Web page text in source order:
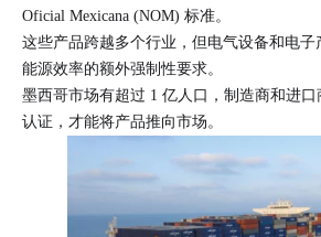
Oficial Mexicana (NOM) 标准。
这些产品跨越多个行业，但电气设备和电
能源效率的额外强制性要求。
墨西哥市场有超过 1 亿人口，制造商和进
认证，才能将产品推向市场。